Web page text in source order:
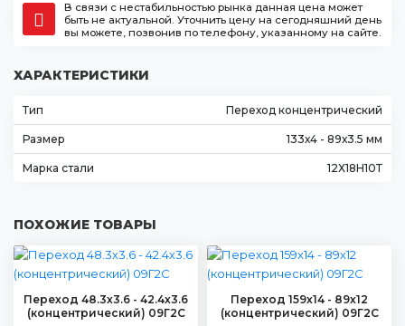
В связи с нестабильностью рынка данная цена может
быть не актуальной. Уточнить цену на сегодняшний день
вы можете, позвонив по телефону, указанному на сайте.
ХАРАКТЕРИСТИКИ
Тип Переход концентрический
Размер 133х4 - 89х3.5 мм
Марка стали 12Х18Н10Т
ПОХОЖИЕ ТОВАРЫ
Переход 48.3х3.6 - 42.4х3.6
(концентрический) 09Г2С
Переход 159х14 - 89х12
(концентрический) 09Г2С